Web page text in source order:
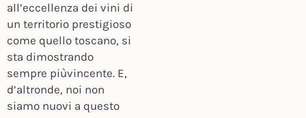
all’eccellenza dei vini di
un territorio prestigioso
come quello toscano, si
sta dimostrando
sempre piùvincente. E,
d’altronde, noi non
siamo nuovi a questo